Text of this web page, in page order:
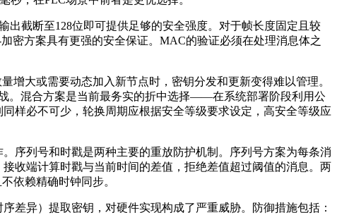
截断至128位即可提供足够的安全强度。对于帧长度固定且较
密方案具有更强的安全保证。MAC的验证必须在处理消息体之
增大或需要动态加入新节点时，密钥分发和更新变得难以管理。
。混合方案是当前最务实的折中选择——在系统部署阶段利用公
样必不可少，轮换周期应根据安全等级要求设定，高安全等级应
序列号和时戳是两种主要的重放防护机制。序列号方案为每条消
收端计算时戳与当前时间的差值，拒绝差值超过阈值的消息。两
依赖精确时钟同步。
差异）提取密钥，对硬件实现构成了严重威胁。防御措施包括：